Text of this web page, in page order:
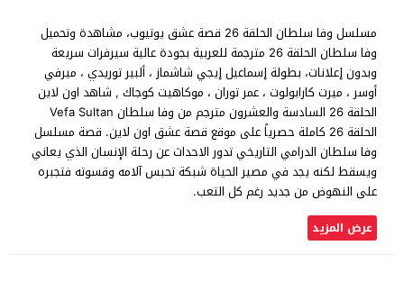
مسلسل وفا سلطان الحلقة 26 قصة عشق يوتيوب، مشاهدة وتحميل
وفا سلطان الحلقة 26 مترجمة للعربية بجودة عالية سيرفرات سريعة
وبدون إعلانات، بطولة إسماعيل إيجي شاشماز ، ألبير توريدي ، ميرفي
أوسر ، ميرت كارابولوت ، عمر توران ، موكاهيت كوجاك , شاهد اون لاين
الحلقة 26 السادسة والعشرون مترجم من وفا سلطان Vefa Sultan
الحلقة 26 كاملة حصرياً على موقع قصة عشق اون لاين. قصة مسلسل
وفا سلطان الدرامي التاريخي تدور الاحداث عن رحلة الإنسان الذي يعاني
ويسقط لكنه يجد في مصير الحياة شبكة تحبس آلامه وقسوته فتجبره
على النهوض من جديد رغم كل التعب.
عرض المزيد